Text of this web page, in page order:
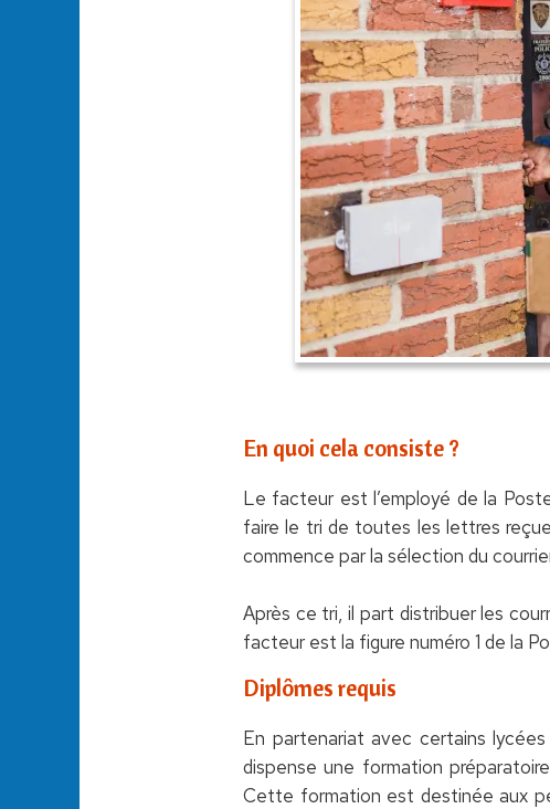
En quoi cela consiste ?
Le facteur est l’employé de la
faire le tri de toutes les lettres
commence par la sélection du
Après ce tri, il part distribuer les
facteur est la figure numéro 1 de la
Diplômes requis
En partenariat avec certains
dispense une formation
Cette formation est destinée aux